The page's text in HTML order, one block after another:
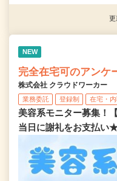
NEW
完全在宅可のアンケ
株式会社 クラウドワーカー
業務委託 登録制 在宅・
美容系モニター募集！
当日に謝礼をお支払い